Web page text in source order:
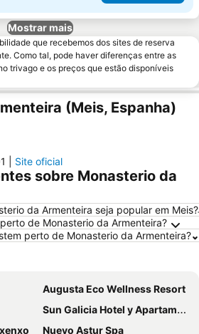
Mostrar mais
que recebemos dos sites de reserva
Como tal, pode haver diferenças entre as
trivago e os preços que estão disponíveis
(Meis, Espanha)
Site oficial
sobre Monasterio da
da Armenteira seja popular em Meis?
de Monasterio da Armenteira?
perto de Monasterio da Armenteira?
Augusta Eco Wellness Resort
Sun Galicia Hotel y Apartamentos
Nuevo Astur Spa